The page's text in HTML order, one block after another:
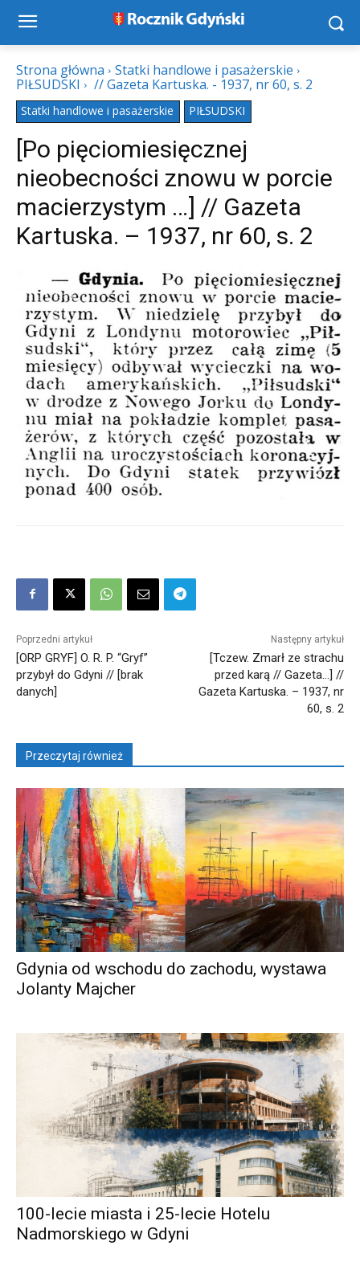
Strona główna
Statki handlowe i pasażerskie
PIŁSUDSKI
// Gazeta Kartuska. - 1937, nr 60, s. 2
Statki handlowe i pasażerskie PIŁSUDSKI
[Po pięciomiesięcznej
nieobecności znowu w porcie
macierzystym …] // Gazeta
Kartuska. – 1937, nr 60, s. 2
Poprzedni artykuł
[ORP GRYF] O. R. P. “Gryf”
przybył do Gdyni // [brak
danych]
Następny artykuł
[Tczew. Zmarł ze strachu
przed karą // Gazeta…] //
Gazeta Kartuska. – 1937, nr
60, s. 2
Przeczytaj również
Gdynia od wschodu do zachodu, wystawa
Jolanty Majcher
100-lecie miasta i 25-lecie Hotelu
Nadmorskiego w Gdyni